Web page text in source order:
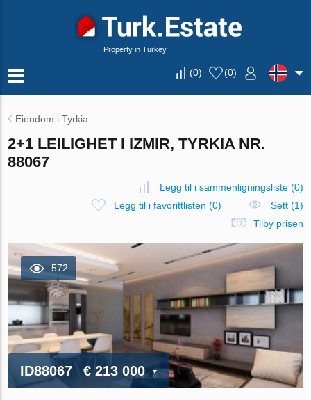
Property in Turkey
(0) (0)
Eiendom i Tyrkia
2+1 LEILIGHET I IZMIR, TYRKIA NR.
88067
Legg til i sammenligningsliste(0)
Legg til i favorittlisten (0)
Sett (1)
Tilby prisen
572
ID88067 € 213 000